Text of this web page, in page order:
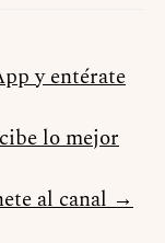
y entérate
lo mejor
al canal →